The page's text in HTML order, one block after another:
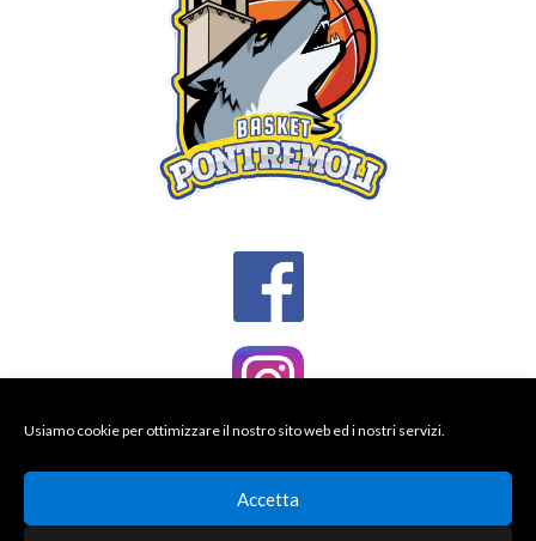
Usiamo cookie per ottimizzare il nostro sito web ed i nostri servizi.
Accetta